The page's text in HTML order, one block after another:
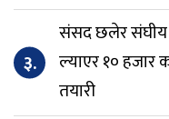
३.
संसद छलेर संघीय
ल्याएर १० हजार
तयारी